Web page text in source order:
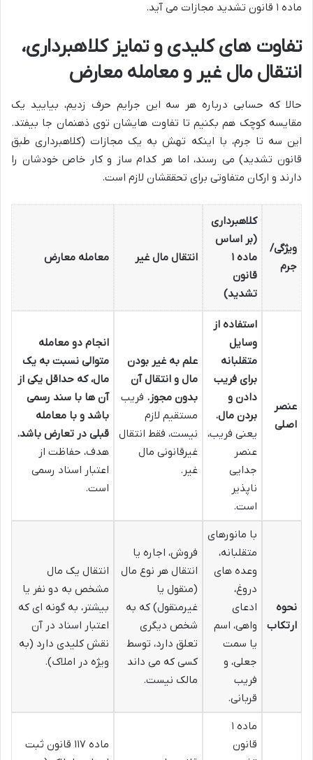
ماده ۱ قانون تشدید مجازات می آید.
تفاوت های کلیدی و تمایز کلاهبرداری،
انتقال مال غیر و معامله معارض
حالا که حسابی درباره هر سه این جرایم حرف زدیم، بیایید یک
مقایسه کوچک هم بکنیم تا تفاوت هایشان توی ذهنمان جا بیفتد.
این سه تا جرم، با اینکه تهش به یک مجازات (کلاهبرداری طبق
قانون تشدید) می رسند، اما هر کدام ساز و کار خاص خودشان را
دارند و ارکان متفاوتی برای تحققشان لازم است.
ویژگی/
جرم
کلاهبرداری
(بر اساس
ماده ۱
قانون
تشدید)
انتقال مال غیر معامله معارض
عنصر
اصلی
استفاده از
وسایل
متقلبانه
برای فریب
دادن و
بردن مال.
یعنی فریب،
عنصر
جدایی
ناپذیر
است.
علم به غیر بودن
مال و انتقال آن
بدون مجوز. فریب
مستقیم لازم
نیست، فقط انتقال
غیرقانونی مال
غیر.
انجام دو معامله
متوالی نسبت به یک
مال، که حداقل یکی از
آن ها با سند رسمی
باشد و با معامله
قبلی در تعارض باشد.
هدف، حفاظت از
اعتبار اسناد رسمی
است.
نحوه
ارتکاب
با مانورهای
متقلبانه،
وعده های
دروغ،
ادعای
واهی، اسم
یا سمت
جعلی، و
فریب
قربانی.
فروش، اجاره یا
انتقال هر نوع مال
(منقول یا
غیرمنقول) که به
شخص دیگری
تعلق دارد، توسط
کسی که می داند
مالک نیست.
انتقال یک مال
مشخص به دو نفر یا
بیشتر، به گونه ای که
اعتبار اسناد در آن
نقش کلیدی دارد (به
ویژه در املاک).
ماده ۱
قانون
ماده ۱۱۷ قانون ثبت